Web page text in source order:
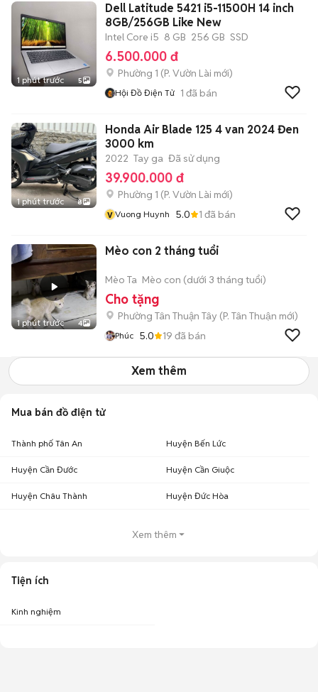
1 phút trước 5
Dell Latitude 5421 i5-11500H 14 inch
8GB/256GB Like New
Intel Core i5 8 GB 256 GB SSD
6.500.000 đ
Phường 1 (P. Vườn Lài mới)
Hội Đồ Điện Tử 1 đã bán
1 phút trước 8
Honda Air Blade 125 4 van 2024 Đen
3000 km
2022 Tay ga Đã sử dụng
39.900.000 đ
Phường 1 (P. Vườn Lài mới)
v Vuong Huynh 5.0 1 đã bán
1 phút trước 4
Mèo con 2 tháng tuổi
Mèo Ta Mèo con (dưới 3 tháng tuổi)
Cho tặng
Phường Tân Thuận Tây (P. Tân Thuận mới)
Phúc 5.0 19 đã bán
Xem thêm
Mua bán đồ điện tử
Thành phố Tân An Huyện Bến Lức
Huyện Cần Đước Huyện Cần Giuộc
Huyện Châu Thành Huyện Đức Hòa
Xem thêm
Tiện ích
Kinh nghiệm